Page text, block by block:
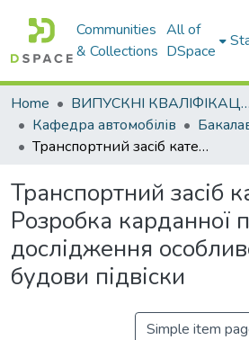
Communities
& Collections
All of
DSpace
Home
ВИПУСКНІ КВАЛІФІКАЦІЙНІ РОБОТИ
Кафедра автомобілів
Транспортний засіб категорії М2. Розробка карданної передачі та дослідження особливостей будови підвіски
Транспортний засіб
Розробка карданної
дослідження
будови підвіски
Simple item